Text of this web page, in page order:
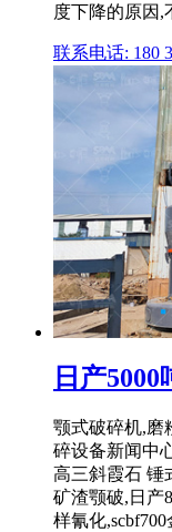
度下降的原因,
联系电话: 180
日产
颚式破碎机,磨
碎设备新闻中
高三斜霞石 锤
矿渣颚破,日产
样氰化